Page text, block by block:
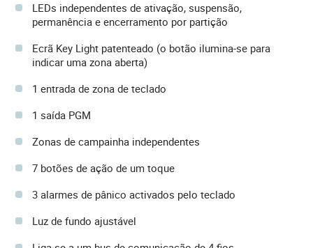
LEDs independentes de ativação, suspensão,
permanência e encerramento por partição
Ecrã Key Light patenteado (o botão ilumina-se para
indicar uma zona aberta)
1 entrada de zona de teclado
1 saída PGM
Zonas de campainha independentes
7 botões de ação de um toque
3 alarmes de pânico activados pelo teclado
Luz de fundo ajustável